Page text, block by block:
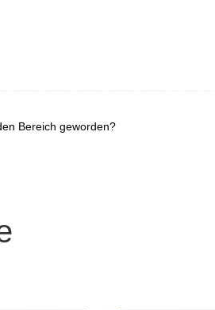
Bereich geworden?